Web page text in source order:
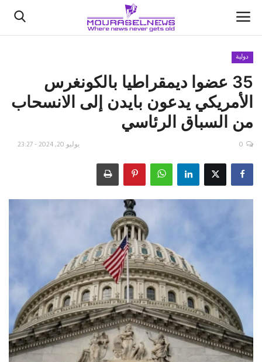
الأخبار
كتّابنا
السعودية
اقتصاد
علوم وتكنولوجيا
دولية
35 عضوا ديمقراطيا بالكونغرس
الأمريكي يدعون بايدن إلى الانسحاب
من السباق الرئاسي
يوليو 20, 2024 - 23:27 0